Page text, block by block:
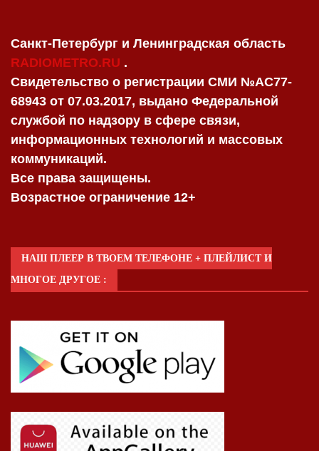
Санкт-Петербург и Ленинградская область
RADIOMETRO.RU .
Свидетельство о регистрации СМИ №AC77-
68943 от 07.03.2017, выдано Федеральной
службой по надзору в сфере связи,
информационных технологий и массовых
коммуникаций.
Все права защищены.
Возрастное ограничение 12+
НАШ ПЛЕЕР В ТВОЕМ ТЕЛЕФОНЕ + ПЛЕЙЛИСТ И
МНОГОЕ ДРУГОЕ :